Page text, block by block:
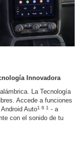
Innovadora
La Tecnología
Accede a funciones
Auto1 6 1 - a
con el sonido de tu